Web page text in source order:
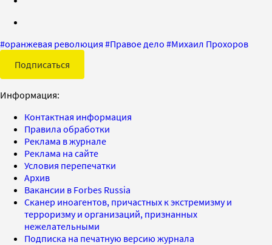
#оранжевая революция #Правое дело #Михаил Прохоров
Подписаться
Информация:
Контактная информация
Правила обработки
Реклама в журнале
Реклама на сайте
Условия перепечатки
Архив
Вакансии в Forbes Russia
Сканер иноагентов, причастных к экстремизму и
терроризму и организаций, признанных
нежелательными
Подписка на печатную версию журнала